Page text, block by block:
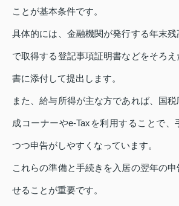
ことが基本条件です。
具体的には、金融機関が発行する年末
で取得する登記事項証明書などをそろ
書に添付して提出します。
また、給与所得が主な方であれば、国
成コーナーやe-Taxを利用することで、
つつ申告がしやすくなっています。
これらの準備と手続きを入居の翌年の
せることが重要です。